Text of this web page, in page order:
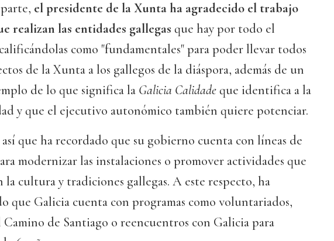
el presidente de la Xunta ha agradecido el trabajo
realizan las entidades gallegas que hay por todo el
como "fundamentales" para poder llevar todos
de la Xunta a los gallegos de la diáspora, además de un
de lo que significa la Galicia Calidadeque identifica a la
y que el ejecutivo autonómico también quiere potenciar.
que ha recordado que su gobierno cuenta con líneas de
modernizar las instalaciones o promover actividades que
la cultura y tradiciones gallegas. A este respecto, ha
que Galicia cuenta con programas como voluntariados,
de Santiago o reencuentros con Galicia para